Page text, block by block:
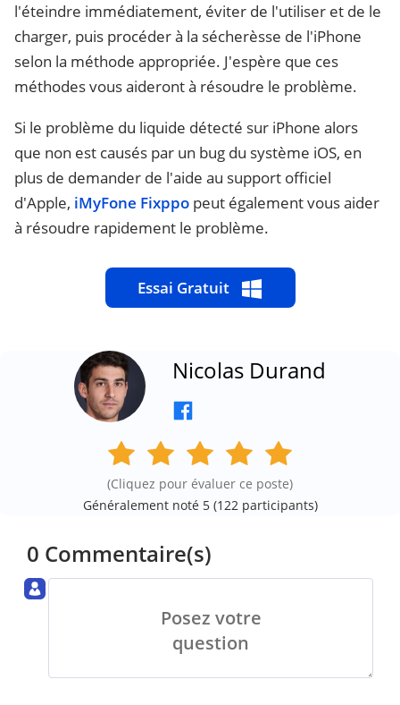
l'éteindre immédiatement, éviter de l'utiliser et de le
charger, puis procéder à la sécherèsse de l'iPhone
selon la méthode appropriée. J'espère que ces
méthodes vous aideront à résoudre le problème.
Si le problème du liquide détecté sur iPhone alors
que non est causés par un bug du système iOS, en
plus de demander de l'aide au support officiel
d'Apple, iMyFone Fixppo peut également vous aider
à résoudre rapidement le problème.
Essai Gratuit
Nicolas Durand
(Cliquez pour évaluer ce poste)
Généralement noté 5 (122participants)
0 Commentaire(s)
Posez votre
question